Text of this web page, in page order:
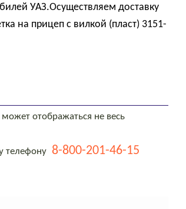
УАЗ.Осуществляем доставку
на прицеп с вилкой (пласт) 3151-
отображаться не весь
телефону 8-800-201-46-15